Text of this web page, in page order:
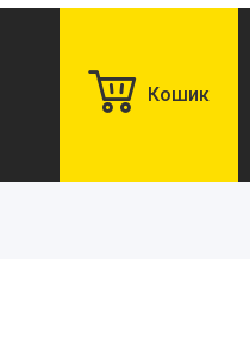
Кошик